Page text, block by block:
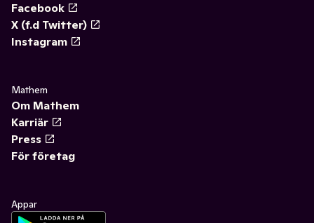
Facebook
X (f.d Twitter)
Instagram
Mathem
Om Mathem
Karriär
Press
För företag
Appar